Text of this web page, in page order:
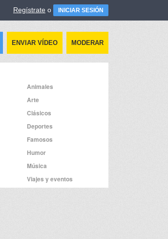
Regístrate o INICIAR SESIÓN
ENVIAR VÍDEO MODERAR
Animales
Arte
Clásicos
Deportes
Famosos
Humor
Música
Viajes y eventos